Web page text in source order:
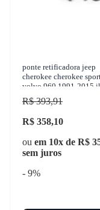
ponte retificadora jeep
cherokee cherokee
volvo 960 1991-2015
ik3254
R$ 393,91
R$ 358,10
ou em 10x de R$
sem juros
- 9%